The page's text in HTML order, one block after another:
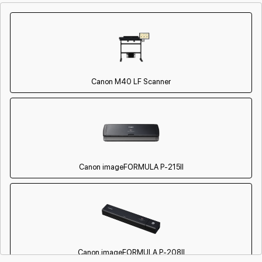
Замена лампы сканирования
Canon M40 LF Scanner
Canon imageFORMULA P‑215II
Canon imageFORMULA P‑208II